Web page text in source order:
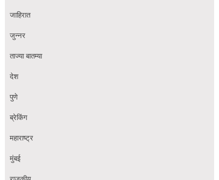
जाहिरात
जुन्नर
ताज्या बातम्या
देश
पुणे
ब्रेकिंग
महाराष्ट्र
मुंबई